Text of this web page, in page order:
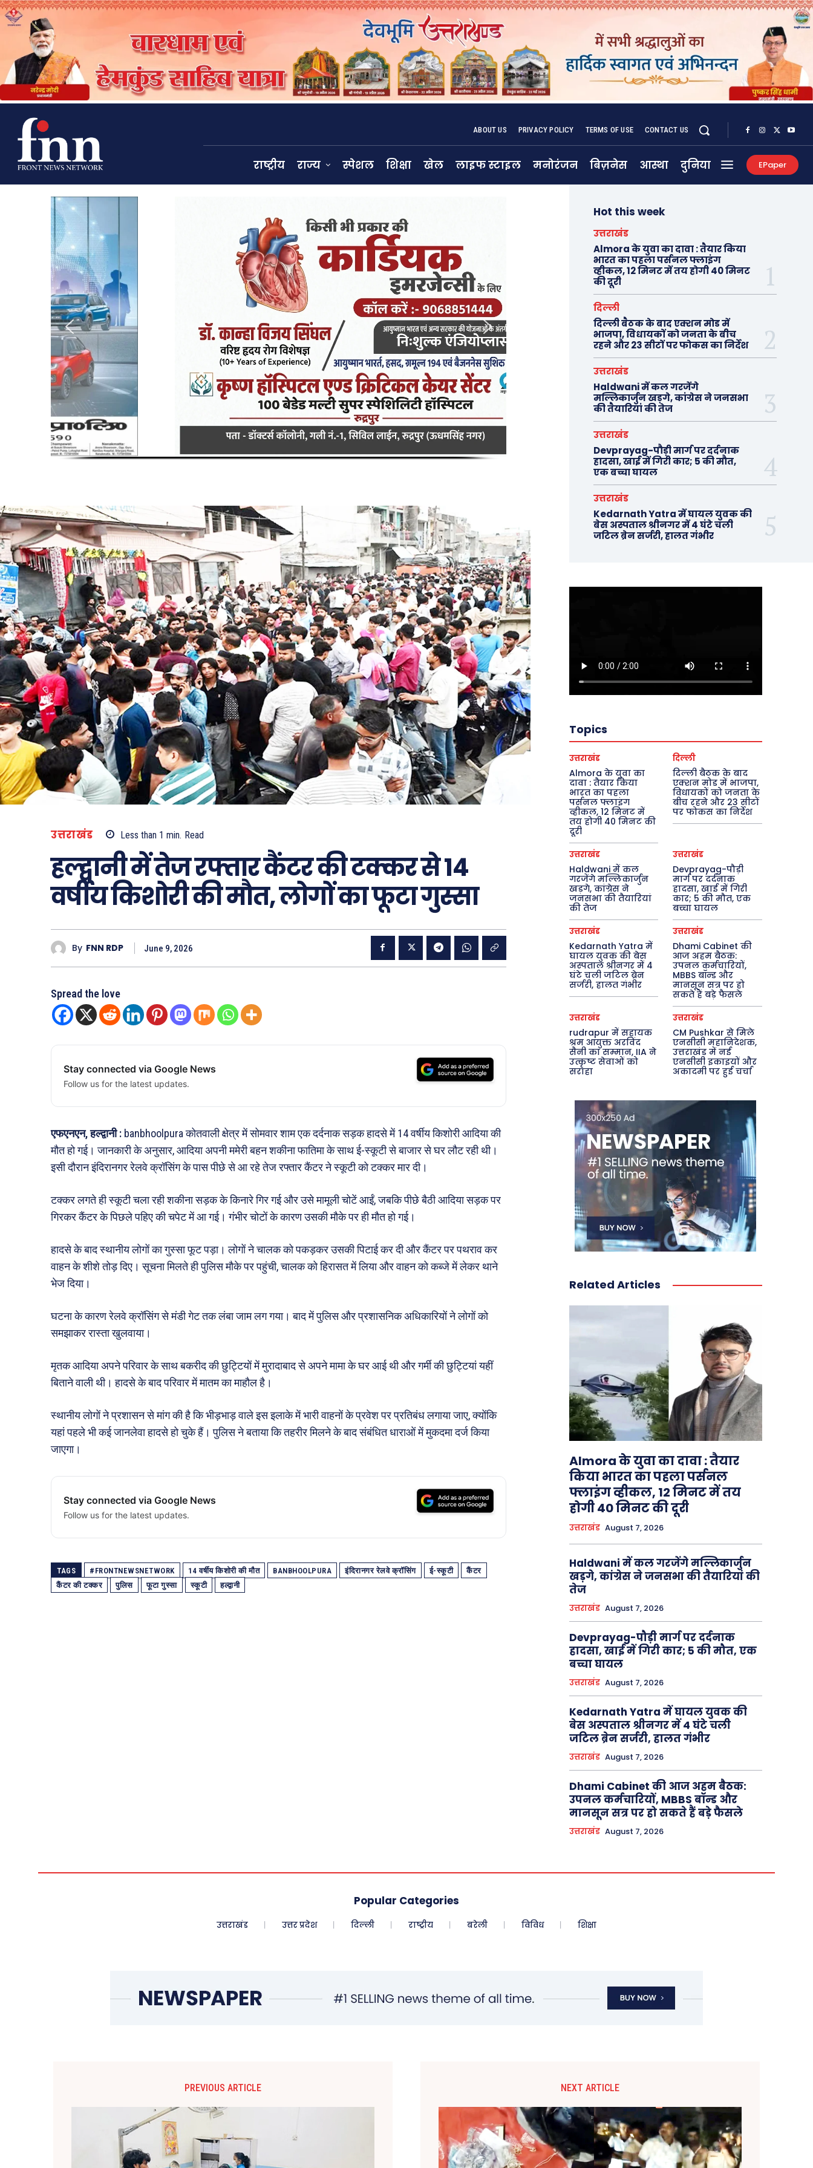
ABOUT US PRIVACY POLICY TERMS OF USE CONTACT US
राष्ट्रीय राज्य स्पेशल शिक्षा खेल लाइफ स्टाइल मनोरंजन बिज़नेस आस्था दुनिया EPaper
उत्तराखंड Less than 1 min. Read
हल्द्वानी में तेज रफ्तार कैंटर की टक्कर से 14
वर्षीय किशोरी की मौत, लोगों का फूटा गुस्सा
By FNN RDP June 9, 2026
Spread the love
Stay connected via Google News
Follow us for the latest updates.
एफएनएन, हल्द्वानी : banbhoolpura कोतवाली क्षेत्र में सोमवार शाम एक दर्दनाक सड़क हादसे में 14 वर्षीय किशोरी आदिया की
मौत हो गई। जानकारी के अनुसार, आदिया अपनी ममेरी बहन शकीना फातिमा के साथ ई-स्कूटी से बाजार से घर लौट रही थी।
इसी दौरान इंदिरानगर रेलवे क्रॉसिंग के पास पीछे से आ रहे तेज रफ्तार कैंटर ने स्कूटी को टक्कर मार दी।
टक्कर लगते ही स्कूटी चला रही शकीना सड़क के किनारे गिर गई और उसे मामूली चोटें आईं, जबकि पीछे बैठी आदिया सड़क पर
गिरकर कैंटर के पिछले पहिए की चपेट में आ गई। गंभीर चोटों के कारण उसकी मौके पर ही मौत हो गई।
हादसे के बाद स्थानीय लोगों का गुस्सा फूट पड़ा। लोगों ने चालक को पकड़कर उसकी पिटाई कर दी और कैंटर पर पथराव कर
वाहन के शीशे तोड़ दिए। सूचना मिलते ही पुलिस मौके पर पहुंची, चालक को हिरासत में लिया और वाहन को कब्जे में लेकर थाने
भेज दिया।
घटना के कारण रेलवे क्रॉसिंग से मंडी गेट तक लंबा जाम लग गया। बाद में पुलिस और प्रशासनिक अधिकारियों ने लोगों को
समझाकर रास्ता खुलवाया।
मृतक आदिया अपने परिवार के साथ बकरीद की छुट्टियों में मुरादाबाद से अपने मामा के घर आई थी और गर्मी की छुट्टियां यहीं
बिताने वाली थी। हादसे के बाद परिवार में मातम का माहौल है।
स्थानीय लोगों ने प्रशासन से मांग की है कि भीड़भाड़ वाले इस इलाके में भारी वाहनों के प्रवेश पर प्रतिबंध लगाया जाए, क्योंकि
यहां पहले भी कई जानलेवा हादसे हो चुके हैं। पुलिस ने बताया कि तहरीर मिलने के बाद संबंधित धाराओं में मुकदमा दर्ज किया
जाएगा।
Stay connected via Google News
Follow us for the latest updates.
TAGS #FRONTNEWSNETWORK 14 वर्षीय किशोरी की मौत BANBHOOLPURA इंदिरानगर रेलवे क्रॉसिंग ई-स्कूटी
कैंटर
कैंटर की टक्कर
पुलिस फूटा गुस्सा स्कूटी हल्द्वानी
Hot this week
उत्तराखंड
Almora के युवा का दावा : तैयार किया
भारत का पहला पर्सनल फ्लाइंग
व्हीकल, 12 मिनट में तय होगी 40 मिनट
की दूरी
दिल्ली
दिल्ली बैठक के बाद एक्शन मोड में
भाजपा, विधायकों को जनता के बीच
रहने और 23 सीटों पर फोकस का निर्देश
उत्तराखंड
Haldwani में कल गरजेंगे
मल्लिकार्जुन खड़गे, कांग्रेस ने जनसभा
की तैयारियां की तेज
उत्तराखंड
Devprayag-पौड़ी मार्ग पर दर्दनाक
हादसा, खाई में गिरी कार; 5 की मौत,
एक बच्चा घायल
उत्तराखंड
Kedarnath Yatra में घायल युवक की
बेस अस्पताल श्रीनगर में 4 घंटे चली
जटिल ब्रेन सर्जरी, हालत गंभीर
Topics
उत्तराखंड
Almora के युवा का
दावा : तैयार किया
भारत का पहला
पर्सनल फ्लाइंग
व्हीकल, 12 मिनट में
तय होगी 40 मिनट की
दूरी
दिल्ली
दिल्ली बैठक के बाद
एक्शन मोड में भाजपा,
विधायकों को जनता के
बीच रहने और 23 सीटों
पर फोकस का निर्देश
उत्तराखंड
Haldwani में कल
गरजेंगे मल्लिकार्जुन
खड़गे, कांग्रेस ने
जनसभा की तैयारियां
की तेज
उत्तराखंड
Devprayag-पौड़ी
मार्ग पर दर्दनाक
हादसा, खाई में गिरी
कार; 5 की मौत, एक
बच्चा घायल
उत्तराखंड
Kedarnath Yatra में
घायल युवक की बेस
अस्पताल श्रीनगर में 4
घंटे चली जटिल ब्रेन
सर्जरी, हालत गंभीर
उत्तराखंड
Dhami Cabinet की
आज अहम बैठक:
उपनल कर्मचारियों,
MBBS बॉन्ड और
मानसून सत्र पर हो
सकते हैं बड़े फैसले
उत्तराखंड
rudrapur में सहायक
श्रम आयुक्त अरविंद
सैनी का सम्मान, IIA ने
उत्कृष्ट सेवाओं को
सराहा
उत्तराखंड
CM Pushkar से मिले
एनसीसी महानिदेशक,
उत्तराखंड में नई
एनसीसी इकाइयों और
अकादमी पर हुई चर्चा
Related Articles
Almora के युवा का दावा : तैयार
किया भारत का पहला पर्सनल
फ्लाइंग व्हीकल, 12 मिनट में तय
होगी 40 मिनट की दूरी
उत्तराखंड August 7, 2026
Haldwani में कल गरजेंगे मल्लिकार्जुन
खड़गे, कांग्रेस ने जनसभा की तैयारियां की
तेज
उत्तराखंड August 7, 2026
Devprayag-पौड़ी मार्ग पर दर्दनाक
हादसा, खाई में गिरी कार; 5 की मौत, एक
बच्चा घायल
उत्तराखंड August 7, 2026
Kedarnath Yatra में घायल युवक की
बेस अस्पताल श्रीनगर में 4 घंटे चली
जटिल ब्रेन सर्जरी, हालत गंभीर
उत्तराखंड August 7, 2026
Dhami Cabinet की आज अहम बैठक:
उपनल कर्मचारियों, MBBS बॉन्ड और
मानसून सत्र पर हो सकते हैं बड़े फैसले
उत्तराखंड August 7, 2026
Popular Categories
उत्तराखंड उत्तर प्रदेश दिल्ली राष्ट्रीय बरेली विविध शिक्षा
PREVIOUS ARTICLE NEXT ARTICLE